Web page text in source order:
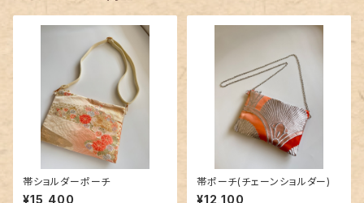
帯ショルダーポーチ
¥15,400
帯ポーチ(チェーンショルダー)
¥12,100